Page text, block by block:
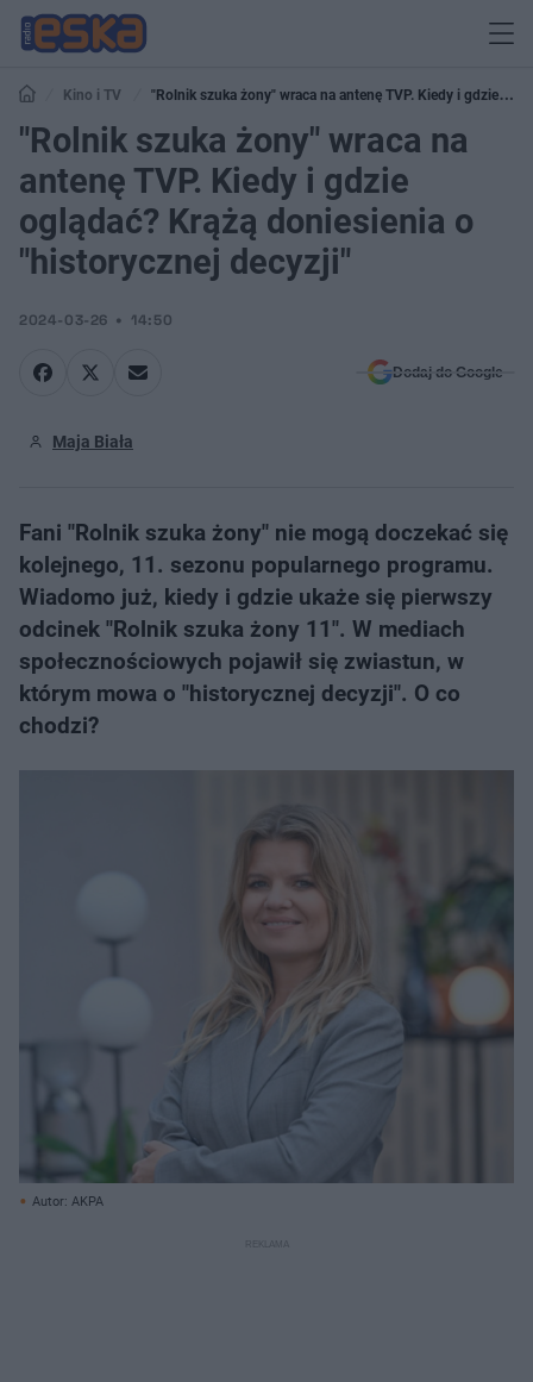
Kino i TV
"Rolnik szuka żony" wraca na antenę TVP. Kiedy i gdzie
oglądać? Krążą doniesienia o "historycznej decyzji"
"Rolnik szuka żony" wraca na
antenę TVP. Kiedy i gdzie
oglądać? Krążą doniesienia o
"historycznej decyzji"
2024-03-26 14:50
Dodaj do Google
Maja Biała
Fani "Rolnik szuka żony" nie mogą doczekać się
kolejnego, 11. sezonu popularnego programu.
Wiadomo już, kiedy i gdzie ukaże się pierwszy
odcinek "Rolnik szuka żony 11". W mediach
społecznościowych pojawił się zwiastun, w
którym mowa o "historycznej decyzji". O co
chodzi?
Autor: AKPA